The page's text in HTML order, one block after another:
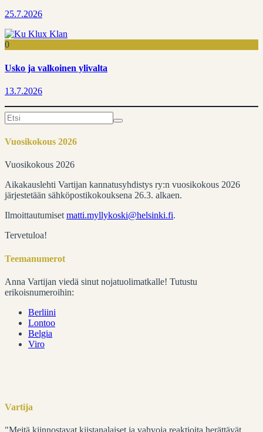
25.7.2026
0
Usko ja valkoinen ylivalta
13.7.2026
Search
for:
Vuosikokous 2026
Vuosikokous 2026
Aikakauslehti Vartijan kannatusyhdistys ry:n vuosikokous 2026
järjestetään sähköpostikokouksena 26.3. alkaen.
Ilmoittautumiset matti.myllykoski@helsinki.fi.
Tervetuloa!
Teemanumerot
Anna Vartijan viedä sinut nojatuolimatkalle! Tutustu
erikoisnumeroihin:
Berliini
Lontoo
Belgia
Viro
Vartija